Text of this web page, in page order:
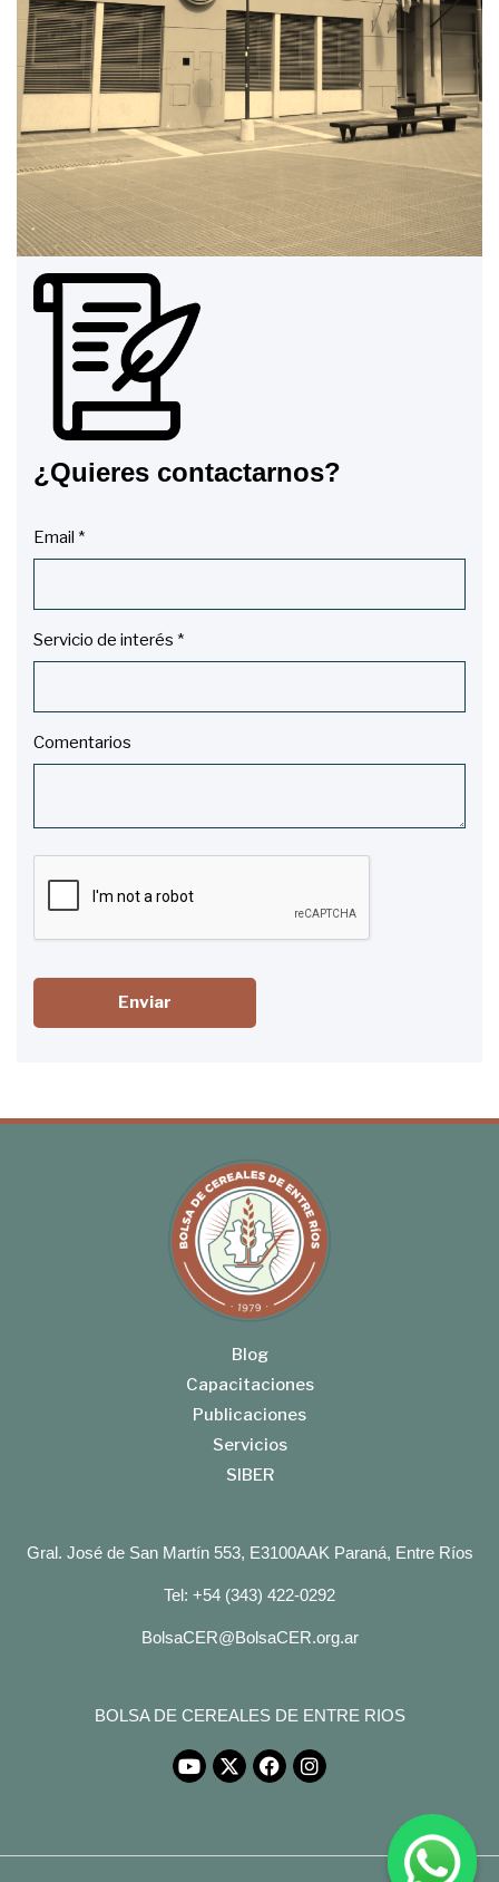
¿Quieres contactarnos?
Email *
Servicio de interés *
Comentarios
Enviar
Blog
Capacitaciones
Publicaciones
Servicios
SIBER
Gral. José de San Martín 553, E3100AAK Paraná, Entre Ríos
Tel: +54 (343) 422-0292
BolsaCER@BolsaCER.org.ar
BOLSA DE CEREALES DE ENTRE RIOS